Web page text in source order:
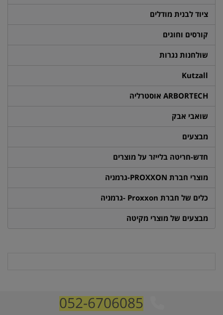
ציוד לבנית מודלים
קורסים וחוגים
שולחנות נגרות
Kutzall
ARBORTECH אוסטרליה
שואבי אבק
מבצעים
חדש-חריטה בלייזר על מוצרים
מוצרי חברת PROXXON-גרמניה
כלים של חברת Proxxon -גרמניה
מבצעים של מוצרי מקיטה
052-6706085